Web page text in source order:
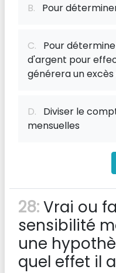
B. Pour
C. Pour
d'argent pour
générera un
D. Diviser le
mensuelles
28:Vrai ou
sensibilité
une
quel effet il